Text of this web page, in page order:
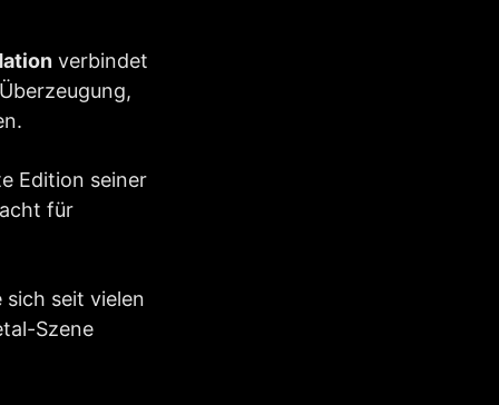
verbindet
Edition seiner
für
sich seit vielen
Szene